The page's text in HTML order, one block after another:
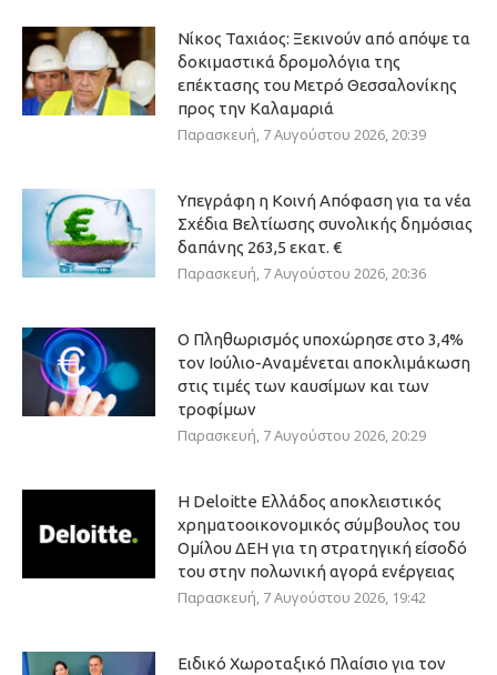
Νίκος Ταχιάος: Ξεκινούν από απόψε τα
δοκιμαστικά δρομολόγια της
επέκτασης του Μετρό Θεσσαλονίκης
προς την Καλαμαριά
Παρασκευή, 7 Αυγούστου 2026, 20:39
Υπεγράφη η Κοινή Απόφαση για τα νέα
Σχέδια Βελτίωσης συνολικής δημόσιας
δαπάνης 263,5 εκατ. €
Παρασκευή, 7 Αυγούστου 2026, 20:36
Ο Πληθωρισμός υποχώρησε στο 3,4%
τον Ιούλιο-Αναμένεται αποκλιμάκωση
στις τιμές των καυσίμων και των
τροφίμων
Παρασκευή, 7 Αυγούστου 2026, 20:29
Η Deloitte Ελλάδος αποκλειστικός
χρηματοοικονομικός σύμβουλος του
Ομίλου ΔΕΗ για τη στρατηγική είσοδό
του στην πολωνική αγορά ενέργειας
Παρασκευή, 7 Αυγούστου 2026, 19:42
Ειδικό Χωροταξικό Πλαίσιο για τον